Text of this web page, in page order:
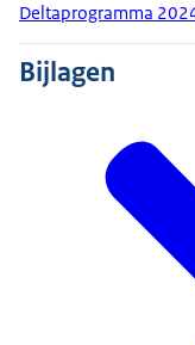
Deltaprogramma
Bijlagen